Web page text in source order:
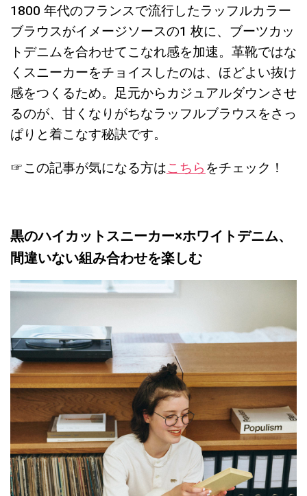
1800 年代のフランスで流行したラッフルカラー
ブラウスがイメージソースの1 枚に、ブーツカッ
トデニムを合わせてこなれ感を加速。革靴ではな
くスニーカーをチョイスしたのは、ほどよい抜け
感をつくるため。足元からカジュアルダウンさせ
るのが、甘くなりがちなラッフルブラウスをさっ
ぱりと着こなす秘訣です。
☞この記事が気になる方はこちらをチェック！
黒のハイカットスニーカー×ホワイトデニム、
間違いない組み合わせを楽しむ